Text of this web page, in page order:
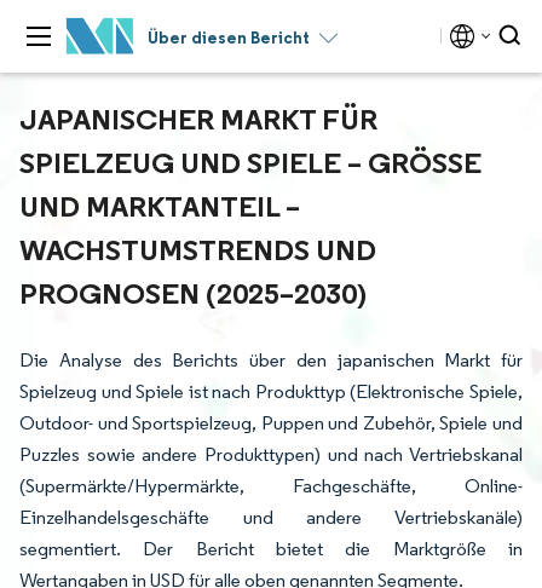
Über diesen Bericht
JAPANISCHER MARKT FÜR
SPIELZEUG UND SPIELE – GRÖSSE U
ND MARKTANTEIL – W
ACHSTUMSTRENDS UND P
ROGNOSEN (2025–2030)
Die Analyse des Berichts über den japanischen Markt für
Spielzeug und Spiele ist nach Produkttyp (Elektronische Spiele,
Outdoor- und Sportspielzeug, Puppen und Zubehör, Spiele und
Puzzles sowie andere Produkttypen) und nach Vertriebskanal
(Supermärkte/Hypermärkte, Fachgeschäfte, Online-
Einzelhandelsgeschäfte und andere Vertriebskanäle)
segmentiert. Der Bericht bietet die Marktgröße in
Wertangaben in USD für alle oben genannten Segmente.